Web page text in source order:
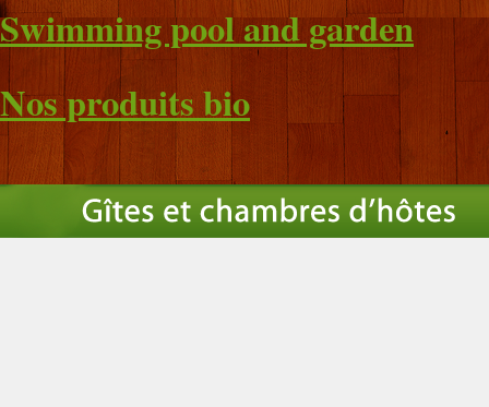
Swimming pool and garden
Nos produits bio